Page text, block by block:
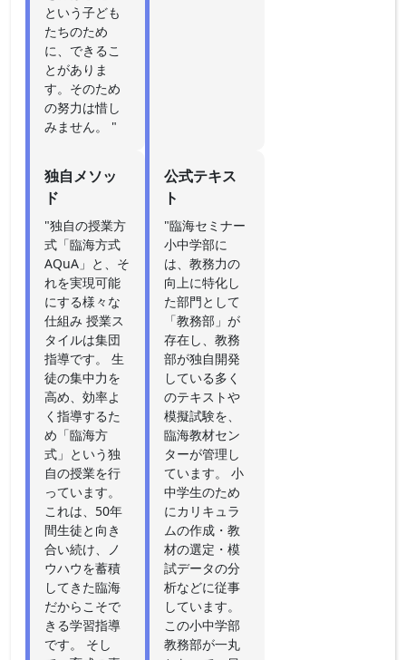
という子ども
たちのため
に、できるこ
とがありま
す。そのため
の努力は惜し
みません。 "
独自メソッ
ド
"独自の授業方
式「臨海方式
AQuA」と、そ
れを実現可能
にする様々な
仕組み 授業ス
タイルは集団
指導です。 生
徒の集中力を
高め、効率よ
く指導するた
め「臨海方
式」という独
自の授業を行
っています。
これは、50年
間生徒と向き
合い続け、ノ
ウハウを蓄積
してきた臨海
だからこそで
きる学習指導
です。 そし
公式テキス
ト
"臨海セミナー
小中学部に
は、教務力の
向上に特化し
た部門として
「教務部」が
存在し、教務
部が独自開発
している多く
のテキストや
模擬試験を、
臨海教材セン
ターが管理し
ています。 小
中学生のため
にカリキュラ
ムの作成・教
材の選定・模
試データの分
析などに従事
しています。
この小中学部
教務部が一丸